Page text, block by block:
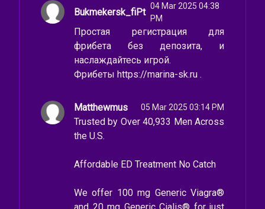
Bukmekersk_fiPt
04 Mar 2025 04:38
PM
Простая регистрация для
фрибета без депозита, и
наслаждайтесь игрой.
Фрибеты https://marina-sk.ru .
Matthewmus 05 Mar 2025 03:14 PM
Trusted by Over 40,933 Men Across
the U.S.
Affordable ED Treatment No Catch
We offer 100 mg Generic Viagra®